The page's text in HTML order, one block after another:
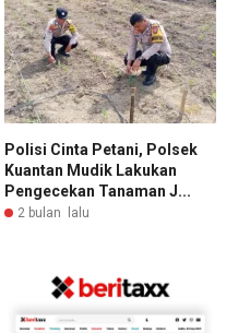
Polisi Cinta Petani, Polsek
Kuantan Mudik Lakukan
Pengecekan Tanaman J...
2 bulan lalu